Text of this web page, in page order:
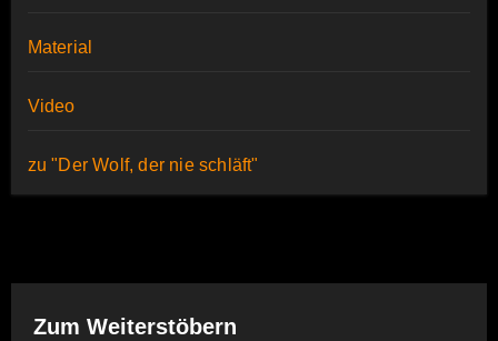
Material
Video
zu "Der Wolf, der nie schläft"
Zum Weiterstöbern